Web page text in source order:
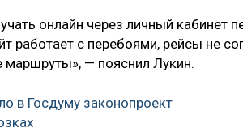
онлайн через личный кабинет
работает с перебоями, рейсы не
маршруты», — пояснил Лукин.
в Госдуму законопроект